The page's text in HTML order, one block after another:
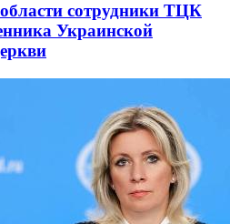
сотрудники ТЦК
Украинской